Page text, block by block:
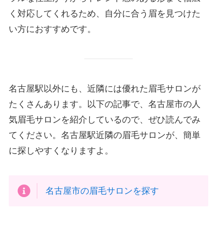
く対応してくれるため、自分に合う眉を見つけた
い方におすすめです。
名古屋駅以外にも、近隣には優れた眉毛サロンが
たくさんあります。以下の記事で、名古屋市の人
気眉毛サロンを紹介しているので、ぜひ読んでみ
てください。名古屋駅近隣の眉毛サロンが、簡単
に探しやすくなりますよ。
名古屋市の眉毛サロンを探す